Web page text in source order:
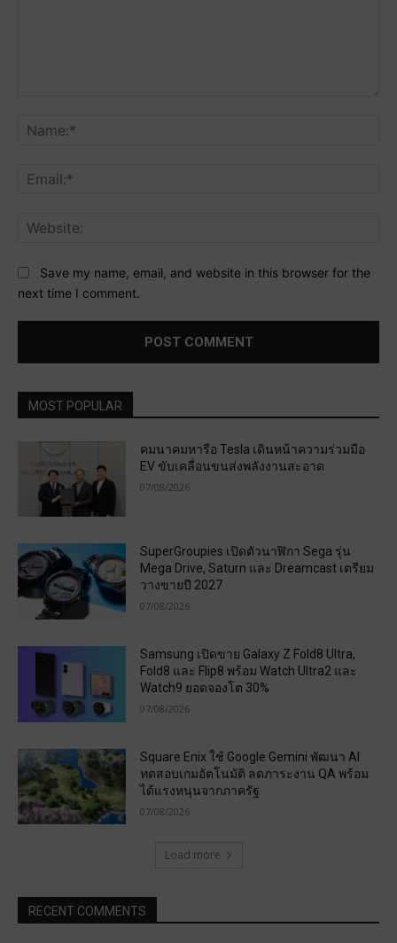
Save my name, email, and website in this browser for the
next time I comment.
MOST POPULAR
คมนาคมหารือ Tesla เดินหน้าความร่วมมือ
EV ขับเคลื่อนขนส่งพลังงานสะอาด
07/08/2026
SuperGroupies เปิดตัวนาฬิกา Sega รุ่น
Mega Drive, Saturn และ Dreamcast เตรียม
วางขายปี 2027
07/08/2026
Samsung เปิดขาย Galaxy Z Fold8 Ultra,
Fold8 และ Flip8 พร้อม Watch Ultra2 และ
Watch9 ยอดจองโต 30%
07/08/2026
Square Enix ใช้ Google Gemini พัฒนา AI
ทดสอบเกมอัตโนมัติ ลดภาระงาน QA พร้อม
ได้แรงหนุนจากภาครัฐ
07/08/2026
Load more
RECENT COMMENTS